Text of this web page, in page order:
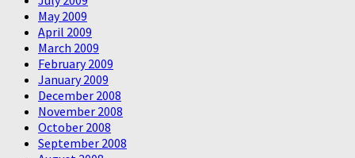
May 2009
April 2009
March 2009
February 2009
January 2009
December 2008
November 2008
October 2008
September 2008